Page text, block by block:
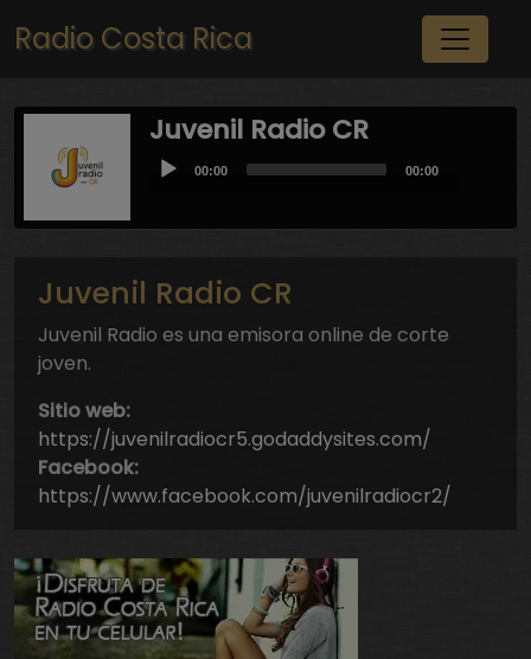
Pasar al contenido principal
Radio Costa Rica
Juvenil Radio CR
Audio
Player
Current
00:00
Total
00:00
Juvenil Radio CR
Juvenil Radio es una emisora online de corte
joven.
Sitio web:
https://juvenilradiocr5.godaddysites.com/
Facebook:
https://www.facebook.com/juvenilradiocr2/